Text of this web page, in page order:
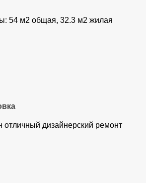
54 м2 общая, 32.3 м2 жилая
отличный дизайнерский ремонт